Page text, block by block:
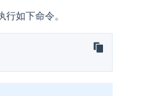
行如下命令。